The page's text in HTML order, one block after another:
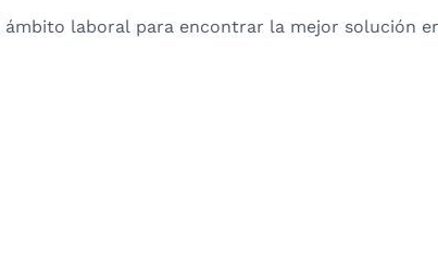
laboral para encontrar la mejor solución